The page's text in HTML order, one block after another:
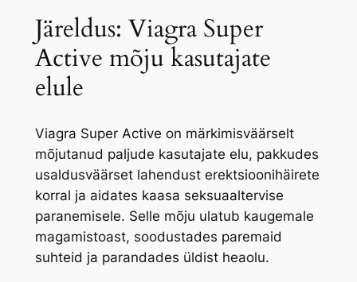
Järeldus: Viagra Super
Active mõju kasutajate
elule
Viagra Super Active on märkimisväärselt
mõjutanud paljude kasutajate elu, pakkudes
usaldusväärset lahendust erektsioonihäirete
korral ja aidates kaasa seksuaaltervise
paranemisele. Selle mõju ulatub kaugemale
magamistoast, soodustades paremaid
suhteid ja parandades üldist heaolu.